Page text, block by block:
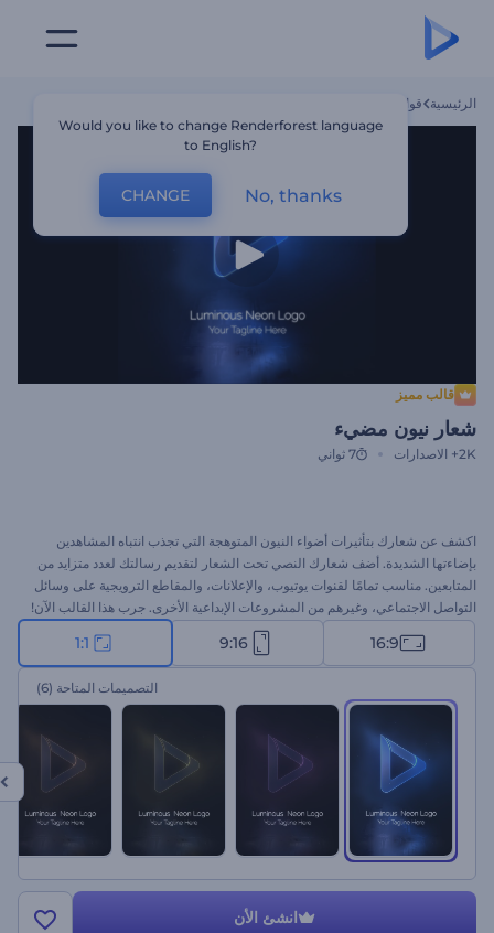
الرئيسية قوالب
قالب مميز
شعار نيون مضيء
2K+ الاصدارات 7 ثواني
اكشف عن شعارك بتأثيرات أضواء النيون المتوهجة التي تجذب انتباه المشاهدين
بإضاءتها الشديدة. أضف شعارك النصي تحت الشعار لتقديم رسالتك لعدد متزايد من
المتابعين. مناسب تمامًا لقنوات يوتيوب، والإعلانات، والمقاطع الترويجية على وسائل
التواصل الاجتماعي، وغيرهم من المشروعات الإبداعية الأخرى. جرب هذا القالب الآن!
16:9
9:16
1:1
التصميمات المتاحة (6)
انشئ الأن
Would you like to change Renderforest language
to English?
CHANGE No, thanks